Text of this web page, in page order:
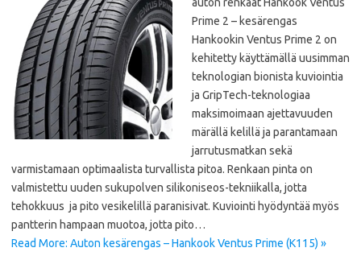
Prime 2 – kesärengas
Hankookin Ventus Prime 2 on
kehitetty käyttämällä uusimman
teknologian bionista kuviointia
ja GripTech-teknologiaa
maksimoimaan ajettavuuden
märällä kelillä ja parantamaan
jarrutusmatkan sekä
varmistamaan optimaalista turvallista pitoa. Renkaan pinta on
valmistettu uuden sukupolven silikoniseos-tekniikalla, jotta
tehokkuus ja pito vesikelillä paranisivat. Kuviointi hyödyntää myös
pantterin hampaan muotoa, jotta pito…
Read More: Auton kesärengas – Hankook Ventus Prime (K115) »